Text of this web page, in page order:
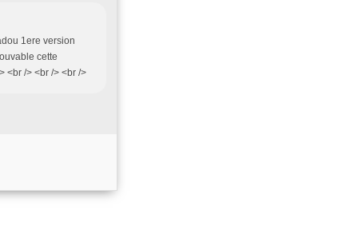
1ere version
cette
<br /> <br /> <br />